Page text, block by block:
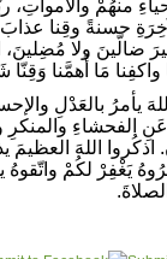
منهُمْ والأمواتِ،
حسنةً وقِنا عذابَ
ضالّينَ ولا مُضِلينَ،
واكفِنا مَا أَهمَّنا
يأمرُ بالعَدْلِ
عَنِ الفحشاءِ والمنكرِ
اذكُروا اللهَ
يَغْفِرْ لكُمْ